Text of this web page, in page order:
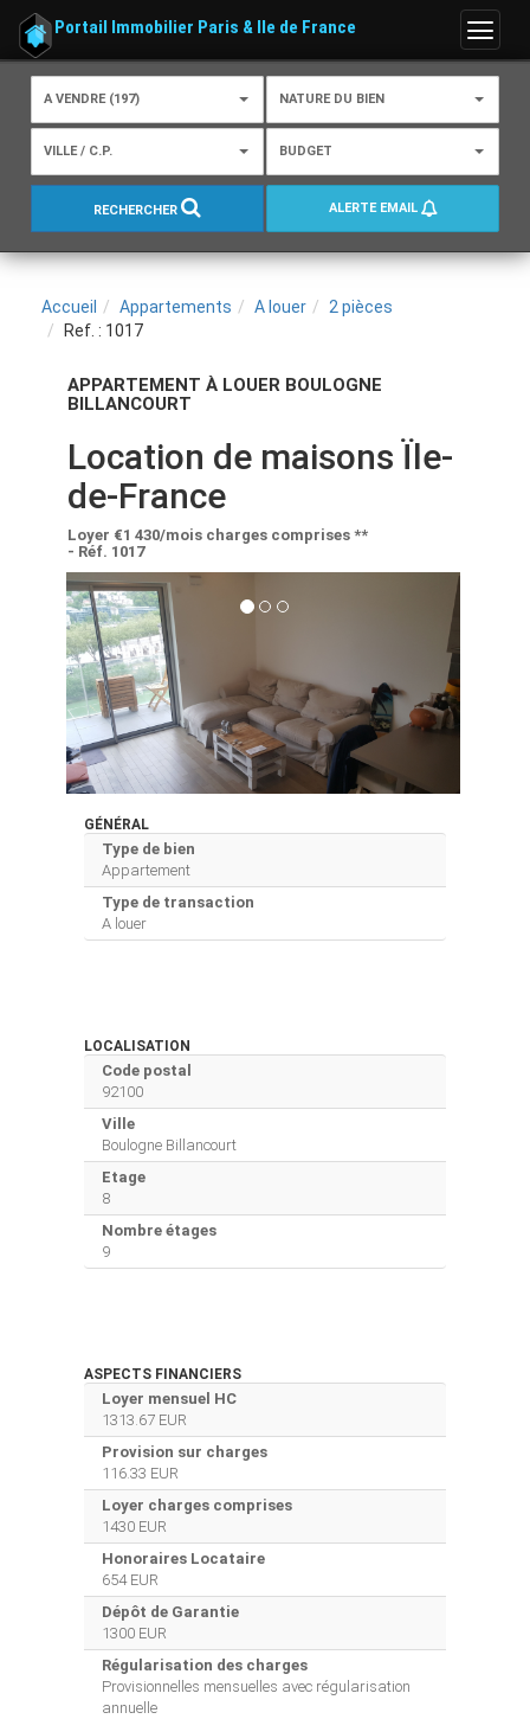
Menu
Portail Immobilier Paris & Ile de France
A VENDRE (197) NATURE DU BIEN
VILLE / C.P. BUDGET
RECHERCHER ALERTE EMAIL
Accueil Appartements A louer
2 pièces
Ref. : 1017
APPARTEMENT À LOUER BOULOGNE
BILLANCOURT
Location de maisons Ïle-
de-France
Loyer €1 430/mois charges comprises **
- Réf. 1017
GÉNÉRAL
Type de bien
Appartement
Type de transaction
A louer
LOCALISATION
Code postal
92100
Ville
Boulogne Billancourt
Etage
8
Nombre étages
9
ASPECTS FINANCIERS
Loyer mensuel HC
1313.67 EUR
Provision sur charges
116.33 EUR
Loyer charges comprises
1430 EUR
Honoraires Locataire
654 EUR
Dépôt de Garantie
1300 EUR
Régularisation des charges
Provisionnelles mensuelles avec régularisation
annuelle